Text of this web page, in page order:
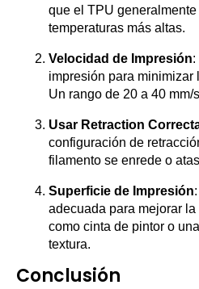
que el TPU
temperaturas más altas.
Velocidad de Impresión:
impresión para minimizar
Un rango de 20 a 40 mm/
Usar Retraction
configuración de
filamento se enrede o
Superficie de Impresión
adecuada para mejorar
como cinta de pintor o
textura.
Conclusión